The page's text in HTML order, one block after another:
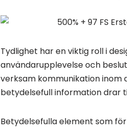
Tydlighet har en viktig roll i
användarupplevelse och
verksam kommunikation
betydelsefull information drar
Betydelsefulla element som